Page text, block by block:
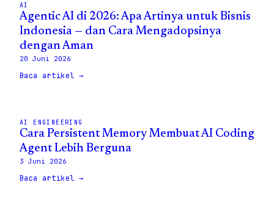
AI
Agentic AI di 2026: Apa Artinya untuk Bisnis
Indonesia — dan Cara Mengadopsinya
dengan Aman
20 Juni 2026
Baca artikel →
AI ENGINEERING
Cara Persistent Memory Membuat AI Coding
Agent Lebih Berguna
3 Juni 2026
Baca artikel →